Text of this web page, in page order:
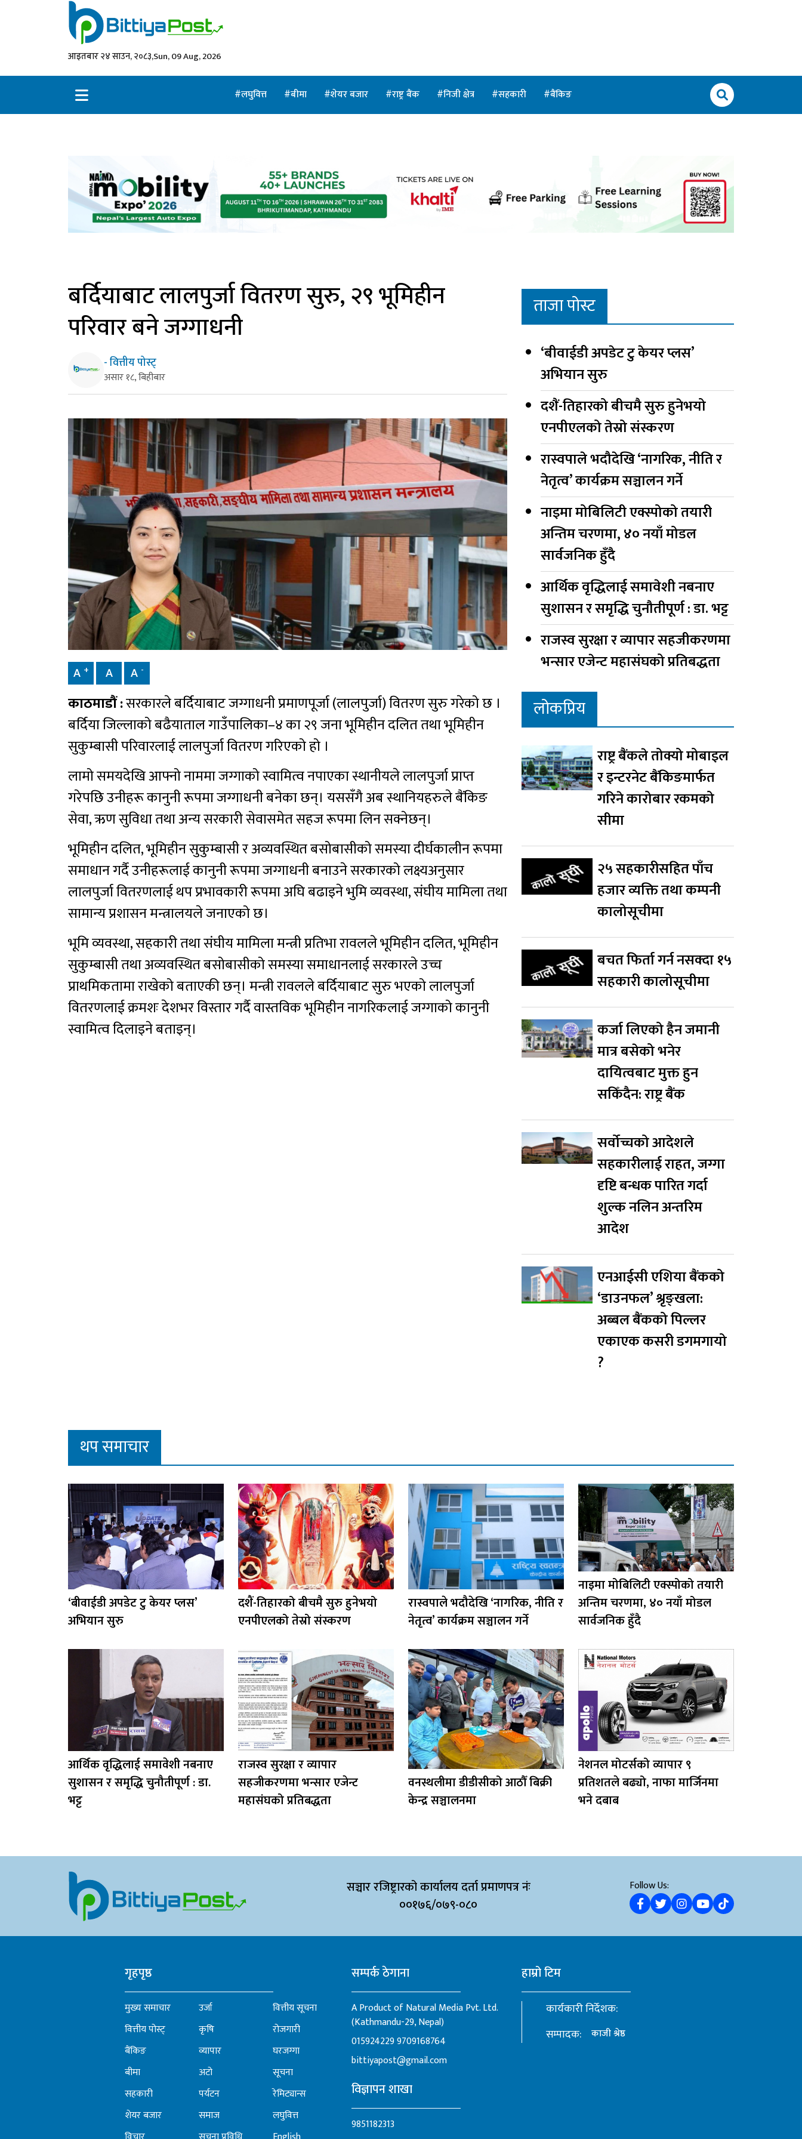
आइतबार २४ साउन, २०८३,Sun, 09 Aug, 2026
लघुवित्त बीमा शेयर बजार राष्ट्र बैंक निजी क्षेत्र सहकारी बैंकिङ
बर्दियाबाट लालपुर्जा वितरण सुरु, २९ भूमिहीन
परिवार बने जग्गाधनी
- वित्तीय पोस्ट्
असार १८, बिहीबार
A + A A -
काठमाडौं :सरकारले बर्दियाबाट जग्गाधनी प्रमाणपूर्जा (लालपुर्जा) वितरण सुरु गरेको छ ।
बर्दिया जिल्लाको बढैयाताल गाउँपालिका–४ का २९ जना भूमिहीन दलित तथा भूमिहीन
सुकुम्बासी परिवारलाई लालपुर्जा वितरण गरिएको हो ।
लामो समयदेखि आफ्नो नाममा जग्गाको स्वामित्व नपाएका स्थानीयले लालपुर्जा प्राप्त
गरेपछि उनीहरू कानुनी रूपमा जग्गाधनी बनेका छन्। यससँगै अब स्थानियहरुले बैंकिङ
सेवा, ऋण सुविधा तथा अन्य सरकारी सेवासमेत सहज रूपमा लिन सक्नेछन्।
भूमिहीन दलित, भूमिहीन सुकुम्बासी र अव्यवस्थित बसोबासीको समस्या दीर्घकालीन रूपमा
समाधान गर्दै उनीहरूलाई कानुनी रूपमा जग्गाधनी बनाउने सरकारको लक्ष्यअनुसार
लालपुर्जा वितरणलाई थप प्रभावकारी रूपमा अघि बढाइने भुमि व्यवस्था, संघीय मामिला तथा
सामान्य प्रशासन मन्त्रालयले जनाएको छ।
भूमि व्यवस्था, सहकारी तथा संघीय मामिला मन्त्री प्रतिभा रावलले भूमिहीन दलित, भूमिहीन
सुकुम्बासी तथा अव्यवस्थित बसोबासीको समस्या समाधानलाई सरकारले उच्च
प्राथमिकतामा राखेको बताएकी छन्। मन्त्री रावलले बर्दियाबाट सुरु भएको लालपुर्जा
वितरणलाई क्रमशः देशभर विस्तार गर्दै वास्तविक भूमिहीन नागरिकलाई जग्गाको कानुनी
स्वामित्व दिलाइने बताइन्।
ताजा पोस्ट
‘बीवाईडी अपडेट टु केयर प्लस’
अभियान सुरु
दशैं-तिहारको बीचमै सुरु हुनेभयो
एनपीएलको तेस्रो संस्करण
रास्वपाले भदौदेखि ‘नागरिक, नीति र
नेतृत्व’ कार्यक्रम सञ्चालन गर्ने
नाइमा मोबिलिटी एक्स्पोको तयारी
अन्तिम चरणमा, ४० नयाँ मोडल
सार्वजनिक हुँदै
आर्थिक वृद्धिलाई समावेशी नबनाए
सुशासन र समृद्धि चुनौतीपूर्ण : डा. भट्ट
राजस्व सुरक्षा र व्यापार सहजीकरणमा
भन्सार एजेन्ट महासंघको प्रतिबद्धता
लोकप्रिय
राष्ट्र बैंकले तोक्यो मोबाइल
र इन्टरनेट बैंकिङमार्फत
गरिने कारोबार रकमको
सीमा
२५ सहकारीसहित पाँच
हजार व्यक्ति तथा कम्पनी
कालोसूचीमा
बचत फिर्ता गर्न नसक्दा १५
सहकारी कालोसूचीमा
कर्जा लिएको हैन जमानी
मात्र बसेको भनेर
दायित्वबाट मुक्त हुन
सकिँदैन: राष्ट्र बैंक
सर्वोच्चको आदेशले
सहकारीलाई राहत, जग्गा
दृष्टि बन्धक पारित गर्दा
शुल्क नलिन अन्तरिम
आदेश
एनआईसी एशिया बैंकको
‘डाउनफल’ श्रृङ्खला:
अब्बल बैंकको पिल्लर
एकाएक कसरी डगमगायो
?
थप समाचार
‘बीवाईडी अपडेट टु केयर प्लस’
अभियान सुरु
दशैं-तिहारको बीचमै सुरु हुनेभयो
एनपीएलको तेस्रो संस्करण
रास्वपाले भदौदेखि ‘नागरिक, नीति र
नेतृत्व’ कार्यक्रम सञ्चालन गर्ने
नाइमा मोबिलिटी एक्स्पोको तयारी
अन्तिम चरणमा, ४० नयाँ मोडल
सार्वजनिक हुँदै
आर्थिक वृद्धिलाई समावेशी नबनाए
सुशासन र समृद्धि चुनौतीपूर्ण : डा.
भट्ट
राजस्व सुरक्षा र व्यापार
सहजीकरणमा भन्सार एजेन्ट
महासंघको प्रतिबद्धता
वनस्थलीमा डीडीसीको आठौँ बिक्री
केन्द्र सञ्चालनमा
नेशनल मोटर्सको व्यापार ९
प्रतिशतले बढ्यो, नाफा मार्जिनमा
भने दबाब
सञ्चार रजिष्ट्रारको कार्यालय दर्ता प्रमाणपत्र नंः
००१७६/०७९-०८०
Follow Us:
गृहपृष्ठ
मुख्य समाचार
वित्तीय पोस्ट्
बैंकिङ
बीमा
सहकारी
शेयर बजार
उर्जा
कृषि
व्यापार
अटो
पर्यटन
समाज
वित्तीय सूचना
रोजगारी
घरजग्गा
सूचना
रेमिट्यान्स
लघुवित्त
सम्पर्क ठेगाना
A Product of Natural Media Pvt. Ltd.
(Kathmandu-29, Nepal)
0159242299709168764
bittiyapost@gmail.com
विज्ञापन शाखा
9851182313
हाम्रो टिम
कार्यकारी निर्देशक:
सम्पादक:
काजी श्रेष्ठ